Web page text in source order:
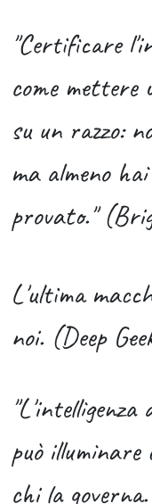
"Certificare
come
su un razzo:
ma almeno
provato."
L'ultima
noi. (Deep
può
chi la